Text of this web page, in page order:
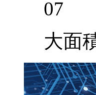
07
大面